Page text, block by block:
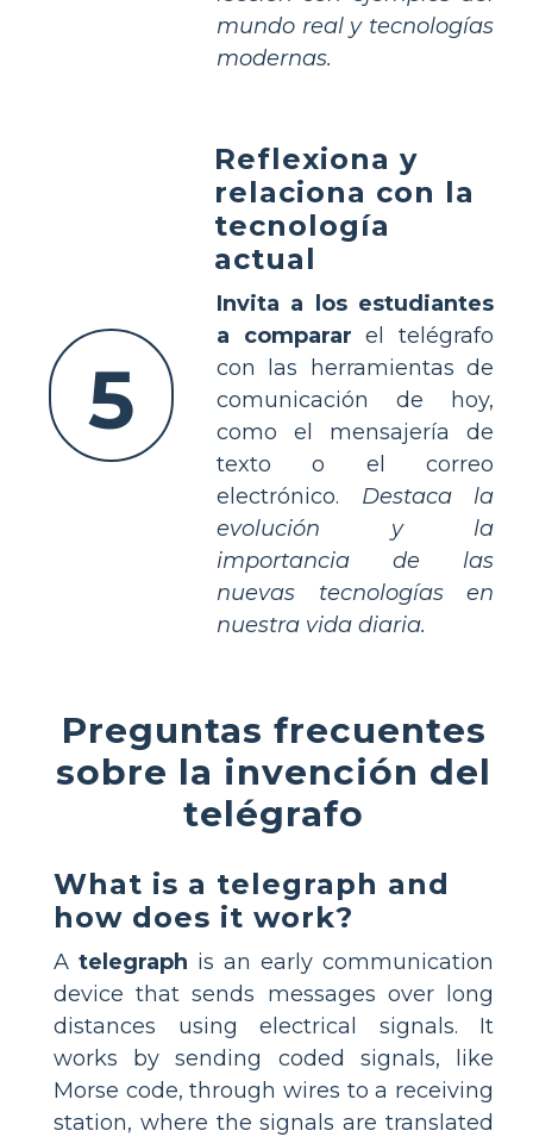
mundo real y tecnologías
modernas.
5
Reflexiona y
relaciona con la
tecnología
actual
Invita a los estudiantes
a comparar el telégrafo
con las herramientas de
comunicación de hoy,
como el mensajería de
texto o el correo
electrónico. Destaca la
evolución y la
importancia de las
nuevas tecnologías en
nuestra vida diaria.
Preguntas frecuentes
sobre la invención del
telégrafo
What is a telegraph and
how does it work?
A telegraph is an early communication
device that sends messages over long
distances using electrical signals. It
works by sending coded signals, like
Morse code, through wires to a receiving
station, where the signals are translated